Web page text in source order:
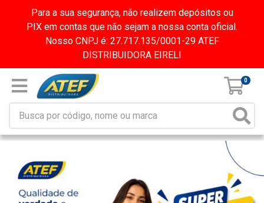
Para a sua segurança, não realizem depósitos ou
PIX em contas que não sejam a nossa conta oficial.
Nosso CNPJ é: 27.717.135/0001-29 ATEF
DISTRIBUIDORA EIRELI
0